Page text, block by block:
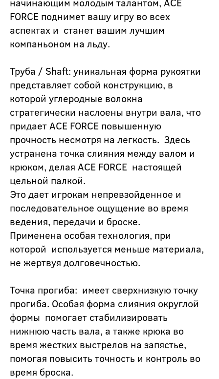
FORCE поднимет вашу игру во всех
аспектах и станет вашим лучшим
компаньоном на льду.
Труба / Shaft: уникальная форма рукоятки
представляет собой конструкцию, в
которой углеродные волокна
стратегически наслоены внутри вала, что
придает ACE FORCE повышенную
прочность несмотря на легкость. Здесь
устранена точка слияния между валом и
крюком, делая ACE FORCE настоящей
цельной палкой.
Это дает игрокам непревзойденное и
последовательное ощущение во время
ведения, передачи и броске.
Применена особая технология, при
которой используется меньше материала,
не жертвуя долговечностью.
Точка прогиба: имеет сверхнизкую точку
прогиба. Особая форма слияния округлой
формы помогает стабилизировать
нижнюю часть вала, а также крюка во
время жестких выстрелов на запястье,
помогая повысить точность и контроль во
время броска.